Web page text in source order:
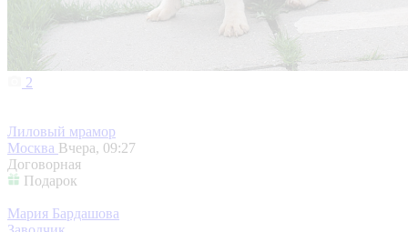
2
Лиловый мрамор
Москва Вчера, 09:27
Договорная
Подарок
Мария Бардашова